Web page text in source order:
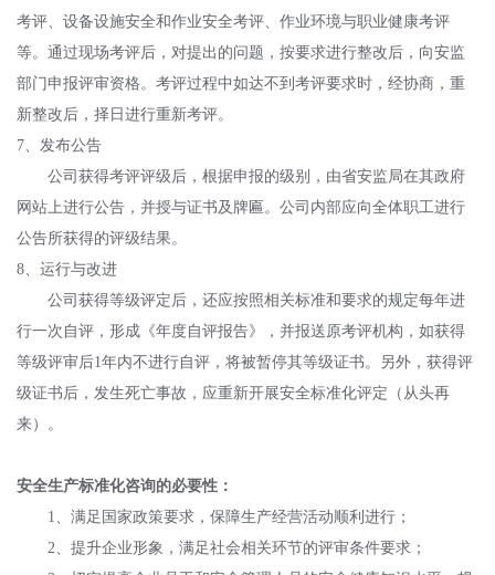
考评、设备设施安全和作业安全考评、作业环境与职业健康考评
等。通过现场考评后，对提出的问题，按要求进行整改后，向安监
部门申报评审资格。考评过程中如达不到考评要求时，经协商，重
新整改后，择日进行重新考评。
7、发布公告
公司获得考评评级后，根据申报的级别，由省安监局在其政府
网站上进行公告，并授与证书及牌匾。公司内部应向全体职工进行
公告所获得的评级结果。
8、运行与改进
公司获得等级评定后，还应按照相关标准和要求的规定每年进
行一次自评，形成《年度自评报告》，并报送原考评机构，如获得
等级评审后1年内不进行自评，将被暂停其等级证书。另外，获得评
级证书后，发生死亡事故，应重新开展安全标准化评定（从头再
来）。
安全生产标准化咨询的必要性：
1、满足国家政策要求，保障生产经营活动顺利进行；
2、提升企业形象，满足社会相关环节的评审条件要求；